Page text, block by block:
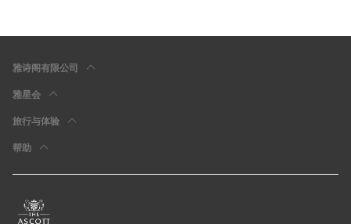
雅诗阁有限公司
雅星会
旅行与体验
帮助